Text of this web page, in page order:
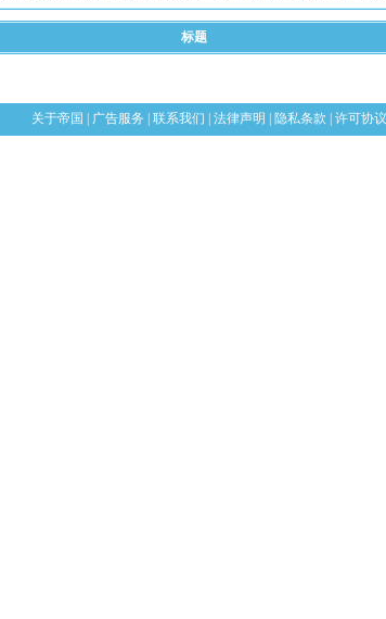
标题
关于帝国 广告服务 联系我们 法律声明 隐私条款 许可协议